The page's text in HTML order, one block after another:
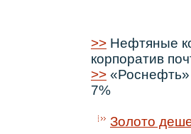
>> Нефтяные
корпоратив
>>
7%
Золото